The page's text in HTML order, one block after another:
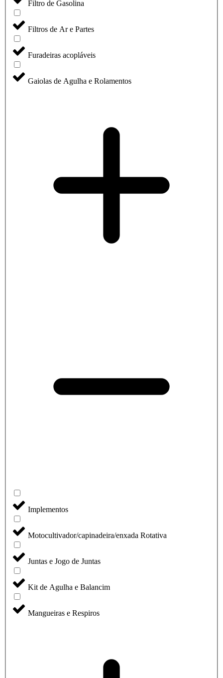
Filtro de Gasolina
Filtros de Ar e Partes
Furadeiras acopláveis
Gaiolas de Agulha e Rolamentos
Implementos
Motocultivador/capinadeira/enxada Rotativa
Juntas e Jogo de Juntas
Kit de Agulha e Balancim
Mangueiras e Respiros